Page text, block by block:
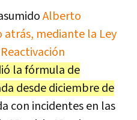
Alberto
atrás, mediante la Ley
la fórmula de
desde diciembre de
con incidentes en las